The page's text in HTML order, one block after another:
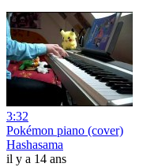
3:32
Pokémon piano (cover)
Hashasama
il y a 14 ans